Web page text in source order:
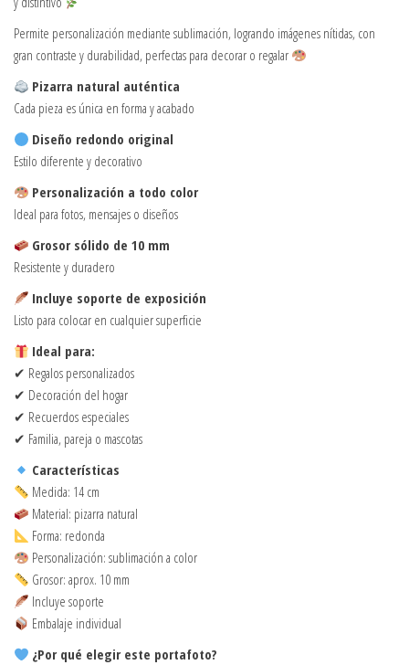
Permite personalización mediante sublimación, logrando imágenes nítidas, con
gran contraste y durabilidad, perfectas para decorar o regalar
Pizarra natural auténtica
Cada pieza es única en forma y acabado
Diseño redondo original
Estilo diferente y decorativo
Personalización a todo color
Ideal para fotos, mensajes o diseños
Grosor sólido de 10 mm
Resistente y duradero
Incluye soporte de exposición
Listo para colocar en cualquier superficie
Ideal para:
✔ Regalos personalizados
✔ Decoración del hogar
✔ Recuerdos especiales
✔ Familia, pareja o mascotas
Características
Medida: 14 cm
Material: pizarra natural
Forma: redonda
Personalización: sublimación a color
Grosor: aprox. 10 mm
Incluye soporte
Embalaje individual
¿Por qué elegir este portafoto?